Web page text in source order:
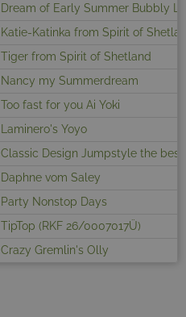
Dream of Early Summer Bubbly
Katie-Katinka from Spirit of
Tiger from Spirit of Shetland
Nancy my Summerdream
Too fast for you Ai Yoki
Laminero's Yoyo
Classic Design Jumpstyle the best
Daphne vom Saley
Party Nonstop Days
TipTop (RKF 26/0007017Ü)
Crazy Gremlin's Olly